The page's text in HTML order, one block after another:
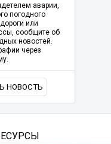
аварии,
погодного
или
сообщите об
новостей.
через
НОВОСТЬ